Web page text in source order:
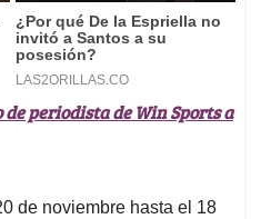
periodista de Win Sports a
de noviembre hasta el 18